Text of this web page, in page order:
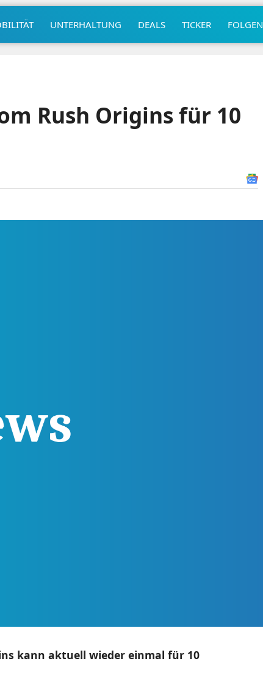
UNTERHALTUNG DEALS TICKER FOLGEN
Rush Origins für 10
kann aktuell wieder einmal für 10